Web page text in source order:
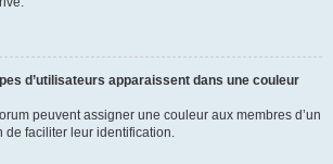
d’utilisateurs apparaissent dans une couleur
peuvent assigner une couleur aux membres d’un
de faciliter leur identification.